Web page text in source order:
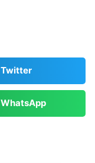
Twitter
WhatsApp